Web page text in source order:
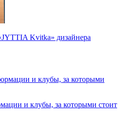
Kvitka» дизайнера
и клубы, за которыми стоит